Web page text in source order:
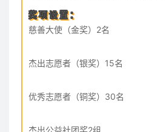
奖项设置：
慈善大使（金奖）2名
杰出志愿者（银奖）15名
优秀志愿者（铜奖）30名
杰出公益社团奖2组